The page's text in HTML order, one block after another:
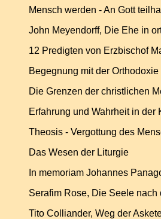
Mensch werden - An Gott
John Meyendorff, Die Ehe in
12 Predigten von Erzbischof
Begegnung mit der
Die Grenzen der christlichen
Erfahrung und Wahrheit in der
Theosis - Vergottung des
Das Wesen der Liturgie
In memoriam Johannes
Serafim Rose, Die Seele nach
Tito Colliander, Weg der